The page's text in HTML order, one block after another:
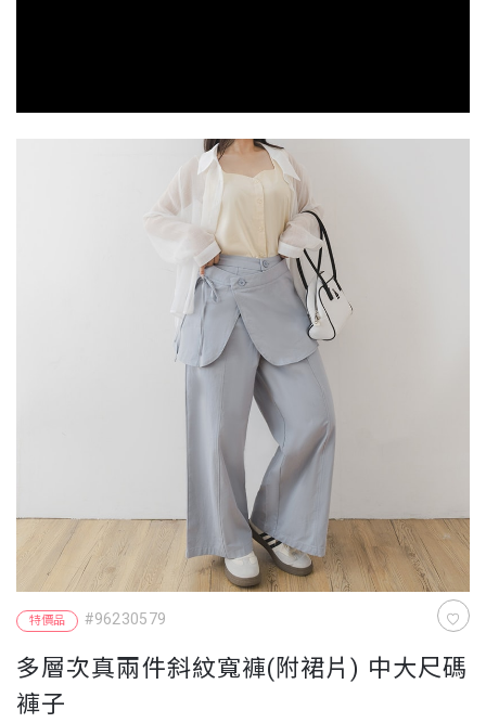
特價品 #96230579
多層次真兩件斜紋寬褲(附裙片) 中大尺碼
褲子